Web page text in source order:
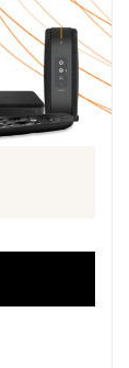
Engagement 12 mois